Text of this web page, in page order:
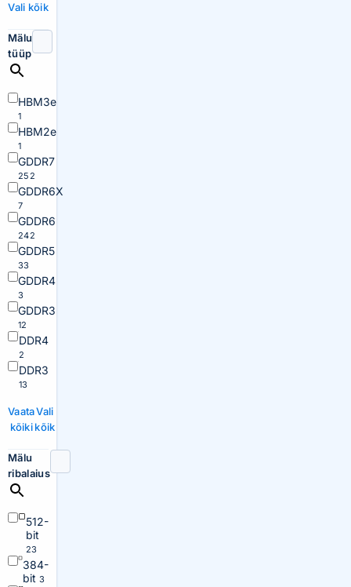
Vali kõik
Mälu
tüüp
HBM3e
1
HBM2e
1
GDDR7
252
GDDR6X
7
GDDR6
242
GDDR5
33
GDDR4
3
GDDR3
12
DDR4
2
DDR3
13
Vaata
kõiki
Vali
kõik
Mälu
ribalaius
512-
bit
23
384-
bit 3